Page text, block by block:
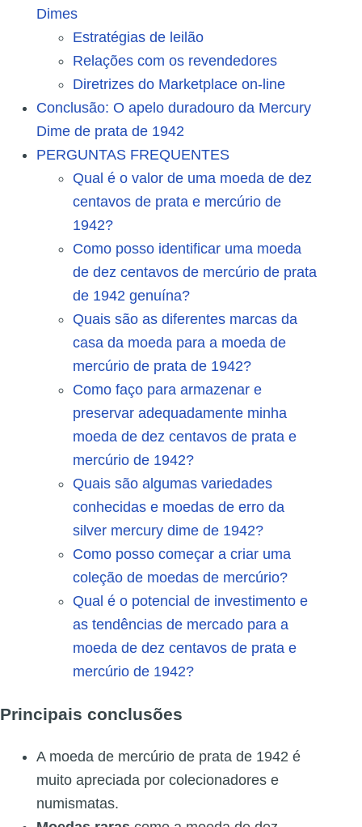
Dimes
Estratégias de leilão
Relações com os revendedores
Diretrizes do Marketplace on-line
Conclusão: O apelo duradouro da Mercury
Dime de prata de 1942
PERGUNTAS FREQUENTES
Qual é o valor de uma moeda de dez
centavos de prata e mercúrio de
1942?
Como posso identificar uma moeda
de dez centavos de mercúrio de prata
de 1942 genuína?
Quais são as diferentes marcas da
casa da moeda para a moeda de
mercúrio de prata de 1942?
Como faço para armazenar e
preservar adequadamente minha
moeda de dez centavos de prata e
mercúrio de 1942?
Quais são algumas variedades
conhecidas e moedas de erro da
silver mercury dime de 1942?
Como posso começar a criar uma
coleção de moedas de mercúrio?
Qual é o potencial de investimento e
as tendências de mercado para a
moeda de dez centavos de prata e
mercúrio de 1942?
Principais conclusões
A moeda de mercúrio de prata de 1942 é
muito apreciada por colecionadores e
numismatas.